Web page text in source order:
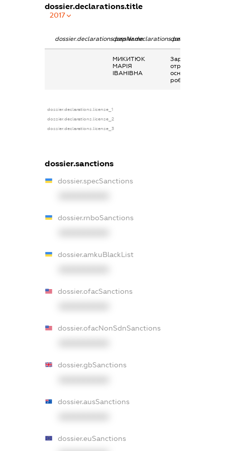
dossier.declarations.title
2017
dossier.declarations.pepNamedossier.declarations.personName
МИКИТЮК
МАРІЯ
ІВАНІВНА
Заробітна плата
отримана за
основним місцем
роботи
dossier.declarations.license_1
dossier.declarations.license_2
dossier.declarations.license_3
dossier.sanctions
dossier.specSanctions
dossier.rnboSanctions
dossier.amkuBlackList
dossier.ofacSanctions
dossier.ofacNonSdnSanctions
dossier.gbSanctions
dossier.ausSanctions
dossier.euSanctions